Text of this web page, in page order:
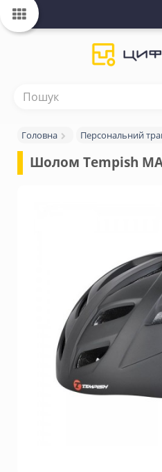
Головна Персональний
Шолом Tempish